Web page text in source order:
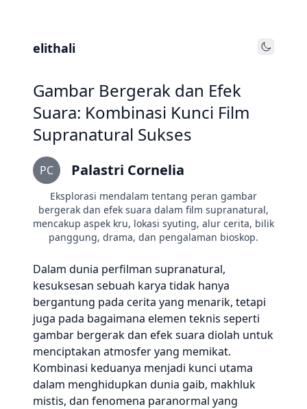
elithali Toggle
Gambar Bergerak dan Efek
Suara: Kombinasi Kunci Film
Supranatural Sukses
PC Palastri Cornelia
Eksplorasi mendalam tentang peran gambar
bergerak dan efek suara dalam film supranatural,
mencakup aspek kru, lokasi syuting, alur cerita, bilik
panggung, drama, dan pengalaman bioskop.
Dalam dunia perfilman supranatural,
kesuksesan sebuah karya tidak hanya
bergantung pada cerita yang menarik, tetapi
juga pada bagaimana elemen teknis seperti
gambar bergerak dan efek suara diolah untuk
menciptakan atmosfer yang memikat.
Kombinasi keduanya menjadi kunci utama
dalam menghidupkan dunia gaib, makhluk
mistis, dan fenomena paranormal yang